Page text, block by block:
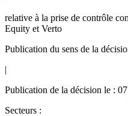
relative à la prise de contrôle
Equity et Verto
Publication du sens de la
|
Publication de la décision le :
Secteurs :